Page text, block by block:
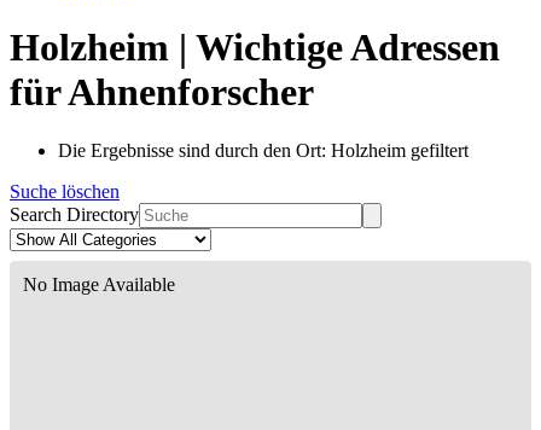
Holzheim | Wichtige Adressen
für Ahnenforscher
Die Ergebnisse sind durch den Ort: Holzheim gefiltert
Suche löschen
Search Directory
No Image Available